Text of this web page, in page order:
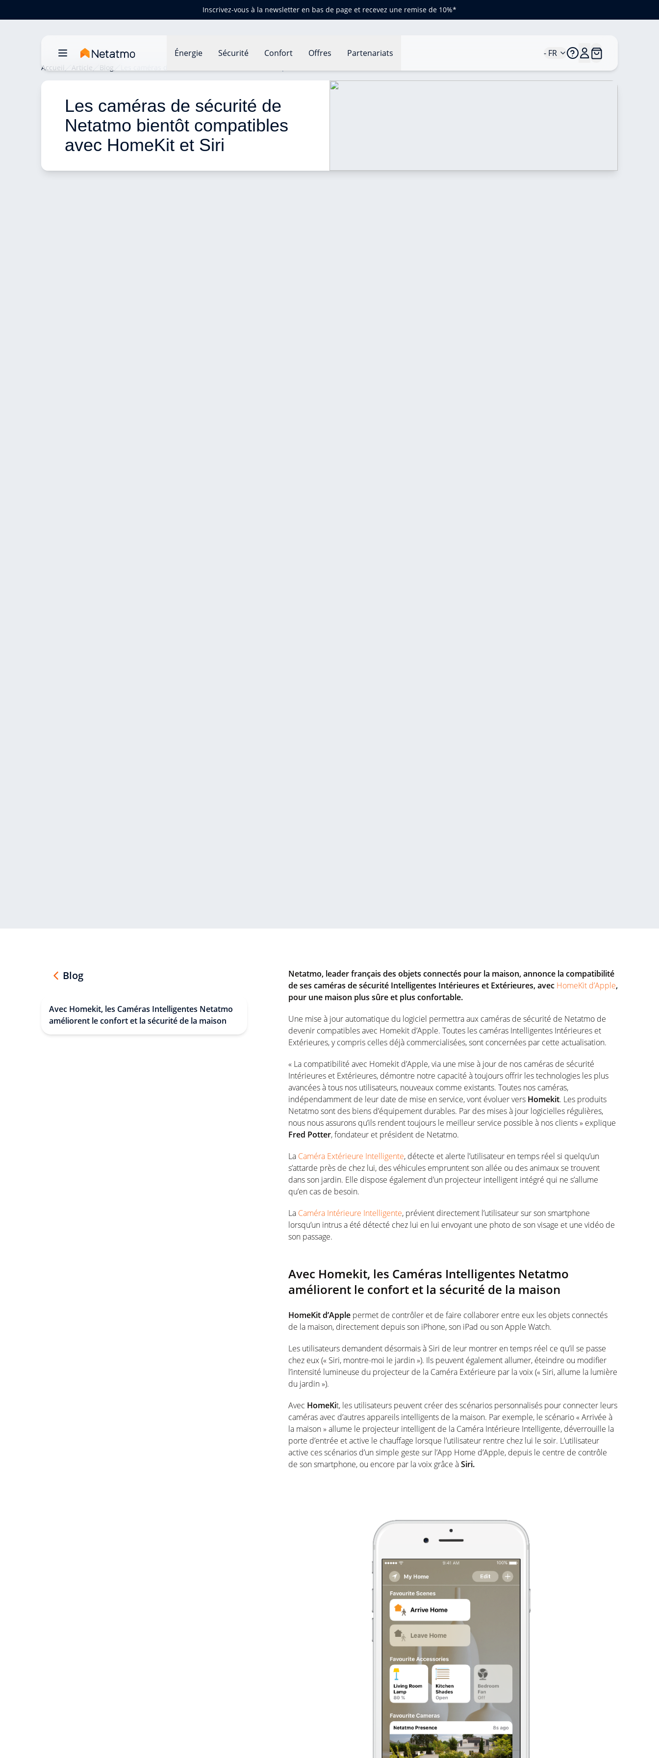
Inscrivez-vous à la newsletter en bas de page et recevez une remise de 10%*
Énergie Sécurité Confort Offres Partenariats - FR
Accueil Article Blog
Les caméras de sécurité de
Netatmo bientôt compatibles
avec HomeKit et Siri
Blog
Avec Homekit, les Caméras Intelligentes Netatmo
améliorent le confort et la sécurité de la maison
Netatmo, leader français des objets connectés pour la maison, annonce la compatibilité
de ses caméras de sécurité Intelligentes Intérieures et Extérieures, avec HomeKit d’Apple,
pour une maison plus sûre et plus confortable.
Une mise à jour automatique du logiciel permettra aux caméras de sécurité de Netatmo de
devenir compatibles avec Homekit d’Apple. Toutes les caméras Intelligentes Intérieures et
Extérieures, y compris celles déjà commercialisées, sont concernées par cette actualisation.
« La compatibilité avec Homekit d’Apple, via une mise à jour de nos caméras de sécurité
Intérieures et Extérieures, démontre notre capacité à toujours offrir les technologies les plus
avancées à tous nos utilisateurs, nouveaux comme existants. Toutes nos caméras,
indépendamment de leur date de mise en service, vont évoluer vers Homekit. Les produits
Netatmo sont des biens d’équipement durables. Par des mises à jour logicielles régulières,
nous nous assurons qu’ils rendent toujours le meilleur service possible à nos clients » explique
Fred Potter, fondateur et président de Netatmo.
La Caméra Extérieure Intelligente, détecte et alerte l’utilisateur en temps réel si quelqu’un
s’attarde près de chez lui, des véhicules empruntent son allée ou des animaux se trouvent
dans son jardin. Elle dispose également d’un projecteur intelligent intégré qui ne s’allume
qu’en cas de besoin.
La Caméra Intérieure Intelligente, prévient directement l’utilisateur sur son smartphone
lorsqu’un intrus a été détecté chez lui en lui envoyant une photo de son visage et une vidéo de
son passage.
Avec Homekit, les Caméras Intelligentes Netatmo
améliorent le confort et la sécurité de la maison
HomeKit d’Apple permet de contrôler et de faire collaborer entre eux les objets connectés
de la maison, directement depuis son iPhone, son iPad ou son Apple Watch.
Les utilisateurs demandent désormais à Siri de leur montrer en temps réel ce qu’il se passe
chez eux (« Siri, montre-moi le jardin »). Ils peuvent également allumer, éteindre ou modifier
l’intensité lumineuse du projecteur de la Caméra Extérieure par la voix (« Siri, allume la lumière
du jardin »).
Avec HomeKit, les utilisateurs peuvent créer des scénarios personnalisés pour connecter leurs
caméras avec d’autres appareils intelligents de la maison. Par exemple, le scénario « Arrivée à
la maison » allume le projecteur intelligent de la Caméra Intérieure Intelligente, déverrouille la
porte d’entrée et active le chauffage lorsque l’utilisateur rentre chez lui le soir. L’utilisateur
active ces scénarios d’un simple geste sur l’App Home d’Apple, depuis le centre de contrôle
de son smartphone, ou encore par la voix grâce àSiri.